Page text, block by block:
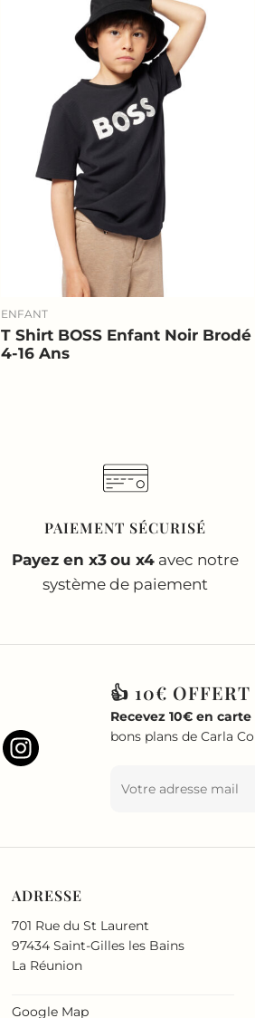
ENFANT
T Shirt BOSS Enfant Noir Brodé
4-16 Ans
PAIEMENT SÉCURISÉ
Payez en x3 ou x4 avec notre
système de paiement
👍 10€ OFFERT
Recevez 10€ en
bons plans de Carla
ADRESSE
701 Rue du St Laurent
97434 Saint-Gilles les Bains
La Réunion
Google Map